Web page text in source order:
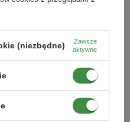
Czarna
(niezbędne)
Zawsze
aktywne